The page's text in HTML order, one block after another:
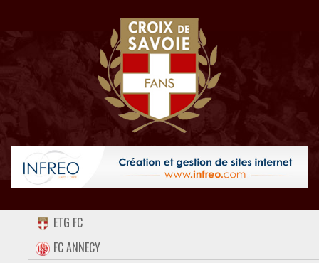
ACCUEIL
FORUM
ETG FC
FC ANNECY